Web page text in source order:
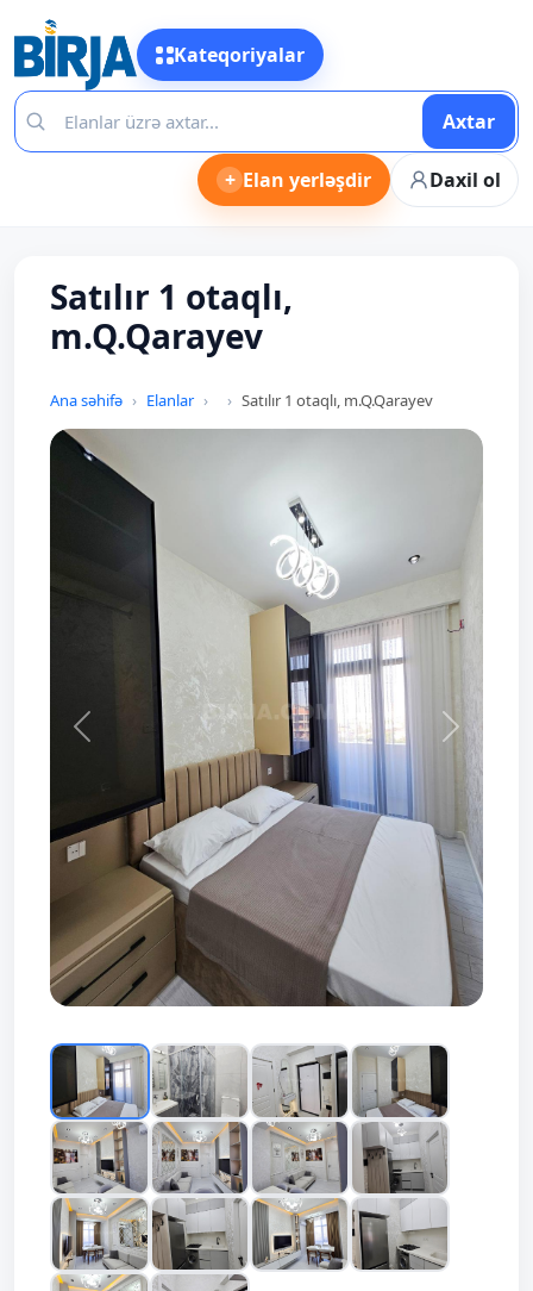
Kateqoriyalar
Axtar
+ Elan yerləşdir Daxil ol
Satılır 1 otaqlı,
m.Q.Qarayev
Ana səhifə Elanlar Satılır 1 otaqlı, m.Q.Qarayev
Prev Next